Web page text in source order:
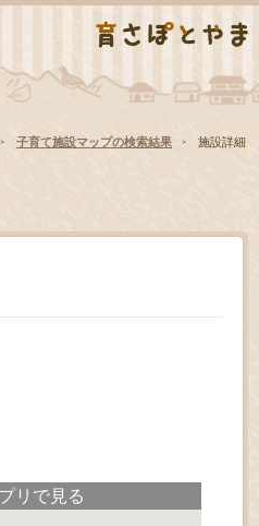
子育て施設マップの検索結果 施設詳細
リで見る